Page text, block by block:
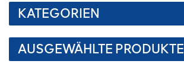
KATEGORIEN
AUSGEWÄHLTE PRODUKTE